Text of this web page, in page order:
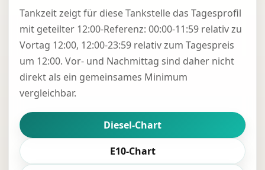
Tankzeit zeigt für diese Tankstelle das Tagesprofil
mit geteilter 12:00-Referenz: 00:00-11:59 relativ zu
Vortag 12:00, 12:00-23:59 relativ zum Tagespreis
um 12:00. Vor- und Nachmittag sind daher nicht
direkt als ein gemeinsames Minimum
vergleichbar.
Diesel-Chart
E10-Chart